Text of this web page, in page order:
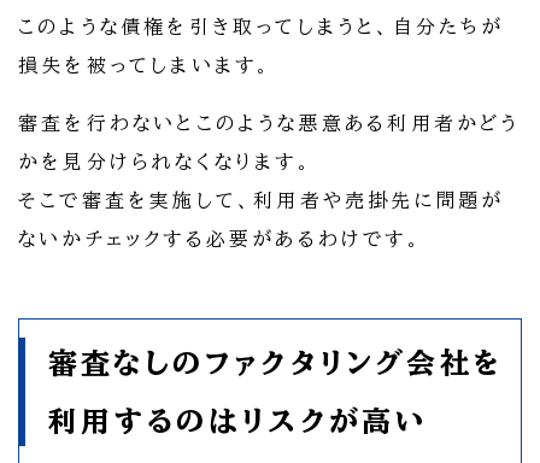
このような債権を引き取ってしまうと、自分たちが
損失を被ってしまいます。
審査を行わないとこのような悪意ある利用者かどう
かを見分けられなくなります。
そこで審査を実施して、利用者や売掛先に問題が
ないかチェックする必要があるわけです。
審査なしのファクタリング会社を
利用するのはリスクが高い